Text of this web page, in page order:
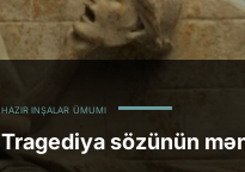
HAZIR INŞALAR ÜMUMI
Tragediya sözünün